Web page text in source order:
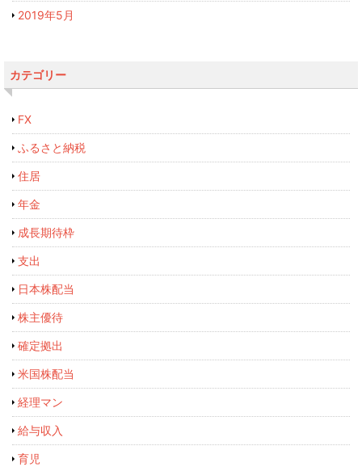
2019年5月
カテゴリー
FX
ふるさと納税
住居
年金
成長期待枠
支出
日本株配当
株主優待
確定拠出
米国株配当
経理マン
給与収入
育児